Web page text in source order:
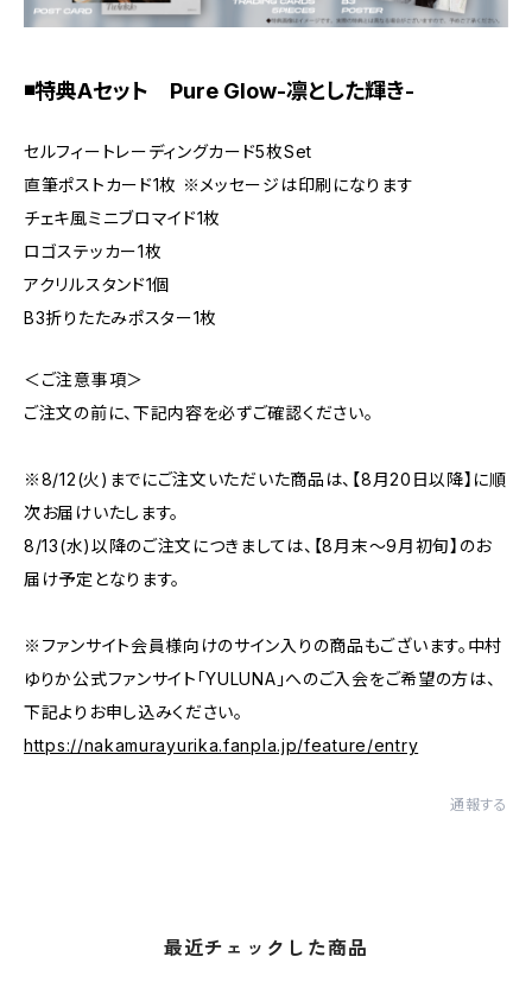
◾️特典Aセット Pure Glow-凛とした輝き-
セルフィートレーディングカード5枚Set
直筆ポストカード1枚 ※メッセージは印刷になります
チェキ風ミニブロマイド1枚
ロゴステッカー1枚
アクリルスタンド1個
B3折りたたみポスター1枚
＜ご注意事項＞
ご注文の前に、下記内容を必ずご確認ください。
※8/12(火)までにご注文いただいた商品は、【8月20日以降】に順
次お届けいたします。
8/13(水)以降のご注文につきましては、【8月末〜9月初旬】のお
届け予定となります。
※ファンサイト会員様向けのサイン入りの商品もございます。中村
ゆりか公式ファンサイト「YULUNA」へのご入会をご希望の方は、
下記よりお申し込みください。
https://nakamurayurika.fanpla.jp/feature/entry
通報する
最近チェックした商品